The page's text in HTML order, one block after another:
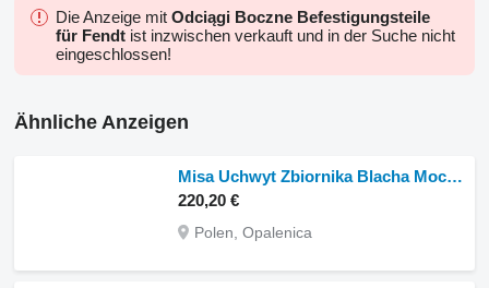
Die Anzeige mit Odciągi Boczne Befestigungsteile
für Fendt ist inzwischen verkauft und in der Suche nicht
eingeschlossen!
Ähnliche Anzeigen
Misa Uchwyt Zbiornika Blacha Mocowanie CZĘŚCI Fendt 916 920 924 930 Blechbefestigungsteile für Behälterhalterung 93 für Fendt 916 920 924 930
220,20 €
Polen, Opalenica